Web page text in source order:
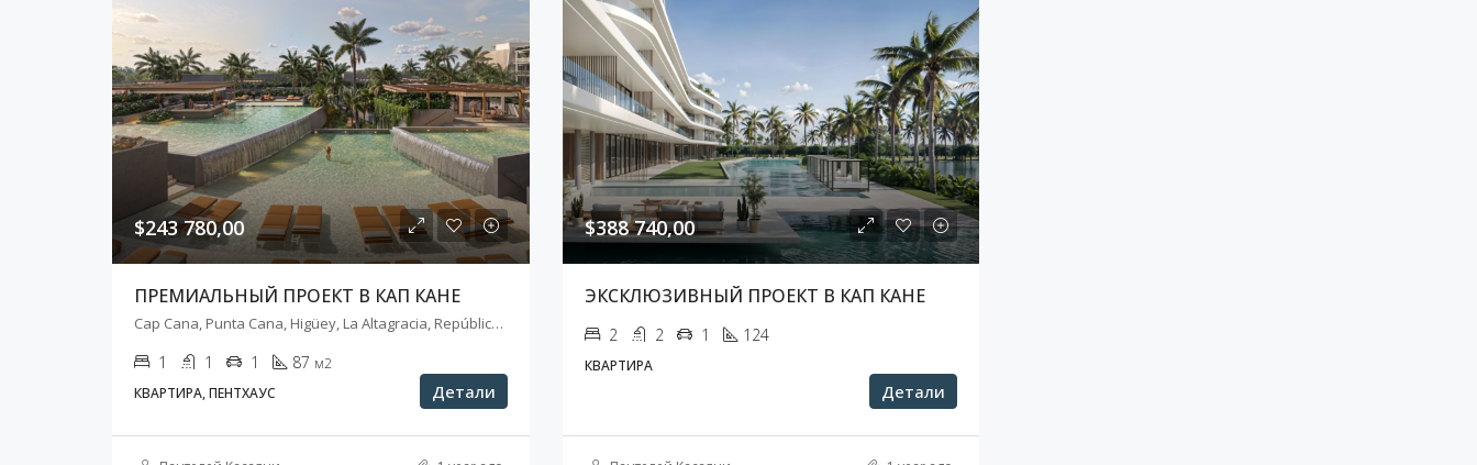
$243 780,00
ПРЕМИАЛЬНЫЙ ПРОЕКТ В КАП КАНЕ
Cap Cana, Punta Cana, Higüey, La Altagracia, República Dominicana
1 1 1 87 м2
КВАРТИРА, ПЕНТХАУС
Детали
$388 740,00
ЭКСКЛЮЗИВНЫЙ ПРОЕКТ В КАП КАНЕ
2 2 1 124
КВАРТИРА
Детали